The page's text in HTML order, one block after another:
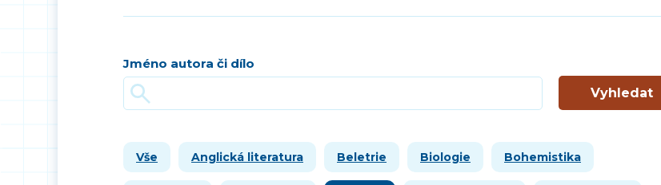
Jméno autora či dílo
Vyhledat
Vše Anglická literatura Beletrie Biologie Bohemistika